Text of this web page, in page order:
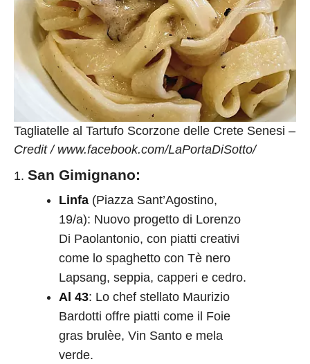
Tagliatelle al Tartufo Scorzone delle Crete Senesi –
Credit / www.facebook.com/LaPortaDiSotto/
San Gimignano:
Linfa (Piazza Sant’Agostino,
19/a): Nuovo progetto di Lorenzo
Di Paolantonio, con piatti creativi
come lo spaghetto con Tè nero
Lapsang, seppia, capperi e cedro.
Al 43: Lo chef stellato Maurizio
Bardotti offre piatti come il Foie
gras brulèe, Vin Santo e mela
verde.